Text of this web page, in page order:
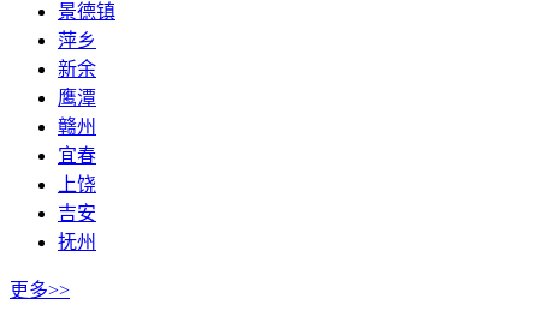
景德镇
萍乡
新余
鹰潭
赣州
宜春
上饶
吉安
抚州
更多>>